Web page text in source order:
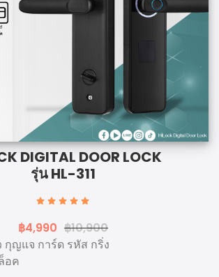
DIGITAL DOOR LOCK
รุ่น HL-311
฿4,990 ฿10,900
กุญแจ การ์ด รหัส กริ่ง
อค